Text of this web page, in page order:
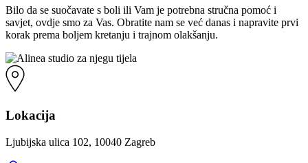
Bilo da se suočavate s boli ili Vam je potrebna stručna pomoć i
savjet, ovdje smo za Vas. Obratite nam se već danas i napravite prvi
korak prema boljem kretanju i trajnom olakšanju.
Lokacija
Ljubijska ulica 102, 10040 Zagreb